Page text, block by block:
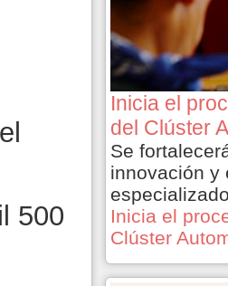
500
Inicia el
del Clúster
Se
innovación y
Inicia el
Clúster